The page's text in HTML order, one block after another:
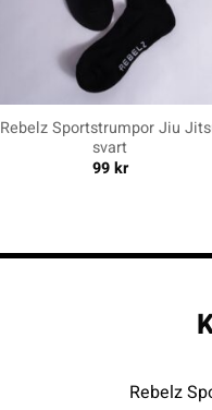
Rebelz Sportstrumpor Jiu
svart
99kr
Rebelz